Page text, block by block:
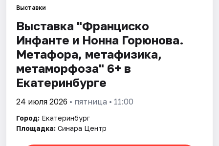
Города
Площадки
Артисты
Выставки
Выставка "Франциско
Инфанте и Нонна Горюнова.
Метафора, метафизика,
метаморфоза" 6+ в
Екатеринбурге
24 июля 2026 • пятница • 11:00
Город: Екатеринбург
Площадка: Синара Центр